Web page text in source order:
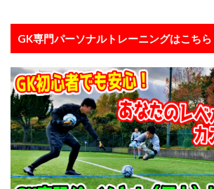
GK専門パーソナルトレーニングはこちら
松本拓也
柏レイソル
構え方
横浜F.マリノスジュニアユース
横浜
次世代GKコーチ
止める
正しい
正しい身体の使い方
武器 流経柏
浦和レッズジュニアユース
浦和レッズ
海外サッカー
海外挑戦 海外留学
消極的なミス
清瀬 準備
炎
無料
狭山 留学 盛岡